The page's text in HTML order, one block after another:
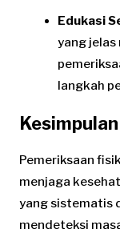
Edukasi
yang jelas
langkah
Kesimpulan
Pemeriksaan
menjaga
yang sistematis
mendeteksi